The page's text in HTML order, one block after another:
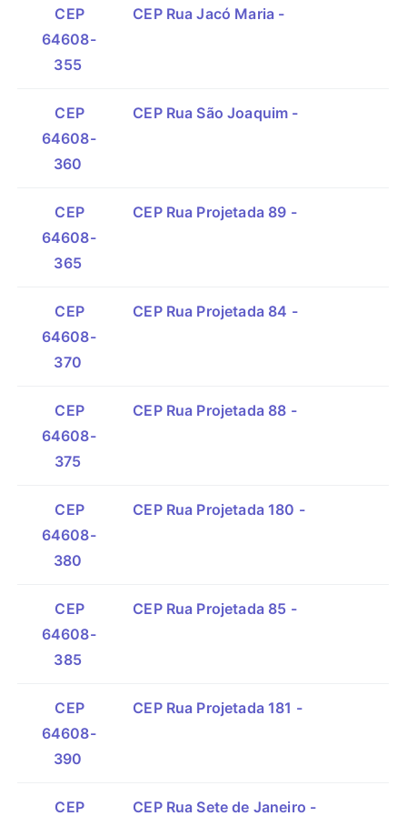
CEP
64608-
355
CEP Rua Jacó Maria -
CEP
64608-
360
CEP Rua São Joaquim -
CEP
64608-
365
CEP Rua Projetada 89 -
CEP
64608-
370
CEP Rua Projetada 84 -
CEP
64608-
375
CEP Rua Projetada 88 -
CEP
64608-
380
CEP Rua Projetada 180 -
CEP
64608-
385
CEP Rua Projetada 85 -
CEP
64608-
390
CEP Rua Projetada 181 -
CEP
CEP Rua Sete de Janeiro -